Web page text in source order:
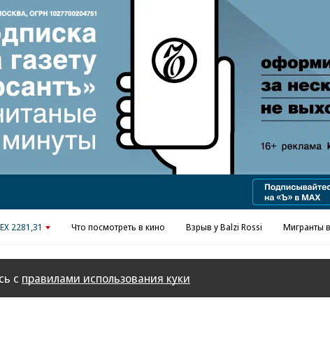
2281,31 Что посмотреть в кино Взрыв у Balzi Rossi Мигранты
с правилами использования куки